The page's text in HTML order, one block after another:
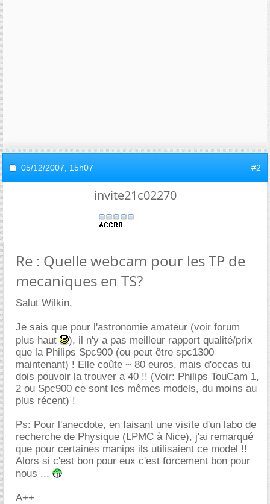
05/12/2007, 15h07 #2
invite21c02270
Re : Quelle webcam pour les TP de
mecaniques en TS?
Salut Wilkin,
Je sais que pour l'astronomie amateur (voir forum
plus haut
), il n'y a pas meilleur rapport qualité/prix
que la Philips Spc900 (ou peut être spc1300
maintenant) ! Elle coûte ~ 80 euros, mais d'occas tu
dois pouvoir la trouver a 40 !! (Voir: Philips TouCam 1,
2 ou Spc900 ce sont les mêmes models, du moins au
plus récent) !
Ps: Pour l'anecdote, en faisant une visite d'un labo de
recherche de Physique (LPMC à Nice), j'ai remarqué
que pour certaines manips ils utilisaient ce model !!
Alors si c'est bon pour eux c'est forcement bon pour
nous ...
A++